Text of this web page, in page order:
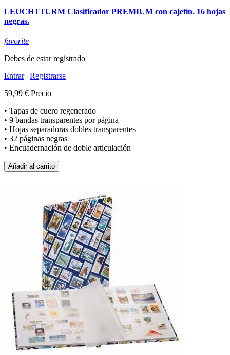
LEUCHTTURM Clasificador PREMIUM con cajetin. 16 hojas
negras.
favorite
Debes de estar registrado
Entrar| Registrarse
59,99 € Precio
• Tapas de cuero regenerado
• 9 bandas transparentes por página
• Hojas separadoras dobles transparentes
• 32 páginas negras
• Encuadernación de doble articulación
Añadir al carrito